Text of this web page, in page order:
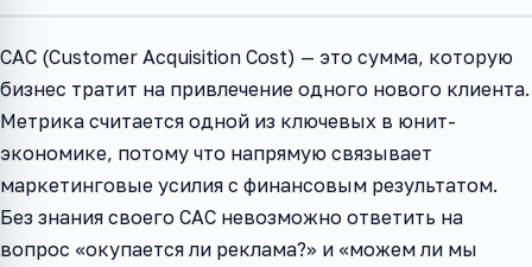
CAC (Customer Acquisition Cost) — это сумма, которую
бизнес тратит на привлечение одного нового клиента.
Метрика считается одной из ключевых в юнит-
экономике, потому что напрямую связывает
маркетинговые усилия с финансовым результатом.
Без знания своего CAC невозможно ответить на
вопрос «окупается ли реклама?» и «можем ли мы